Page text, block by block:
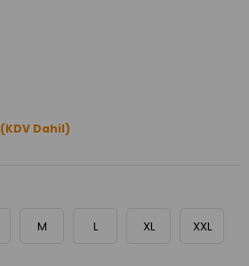
(KDV Dahil)
M L XL XXL